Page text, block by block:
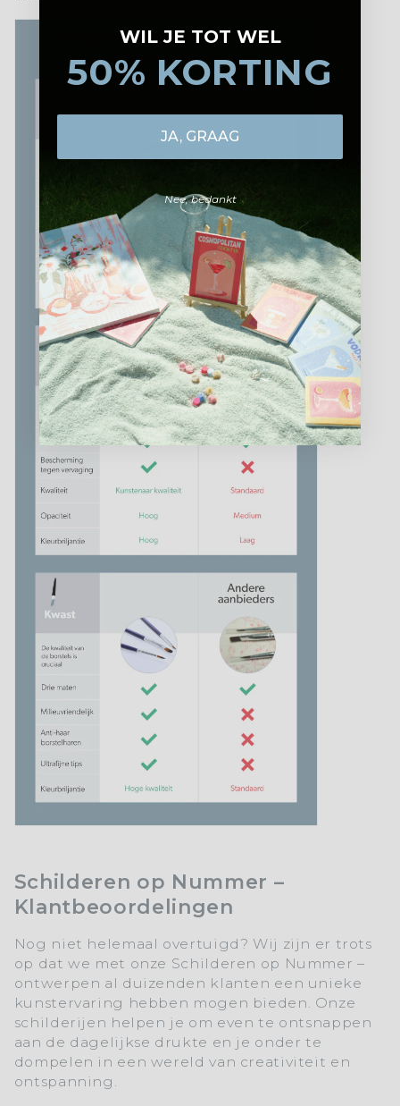
Schilderen op Nummer –
Klantbeoordelingen
Nog niet helemaal overtuigd? Wij zijn er trots
op dat we met onze Schilderen op Nummer –
ontwerpen al duizenden klanten een unieke
kunstervaring hebben mogen bieden. Onze
schilderijen helpen je om even te ontsnappen
aan de dagelijkse drukte en je onder te
dompelen in een wereld van creativiteit en
ontspanning.
WIL JE TOT WEL
50% KORTING
JA, GRAAG
Nee, bedankt